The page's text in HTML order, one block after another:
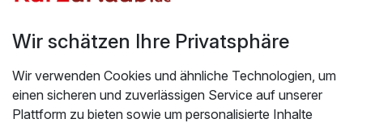
Kostenloses W-LAN
Mit Hotelbar
Wir schätzen Ihre Privatsphäre
Wir verwenden Cookies und ähnliche Technologien, um
einen sicheren und zuverlässigen Service auf unserer
Plattform zu bieten sowie um personalisierte Inhalte